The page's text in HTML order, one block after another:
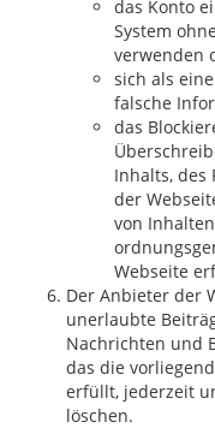
das Konto
System
verwenden
sich als
falsche
das
Inhalts, des
der
von
Webseite
Der Anbieter der
unerlaubte
Nachrichten und
das die
erfüllt, jederzeit
löschen.